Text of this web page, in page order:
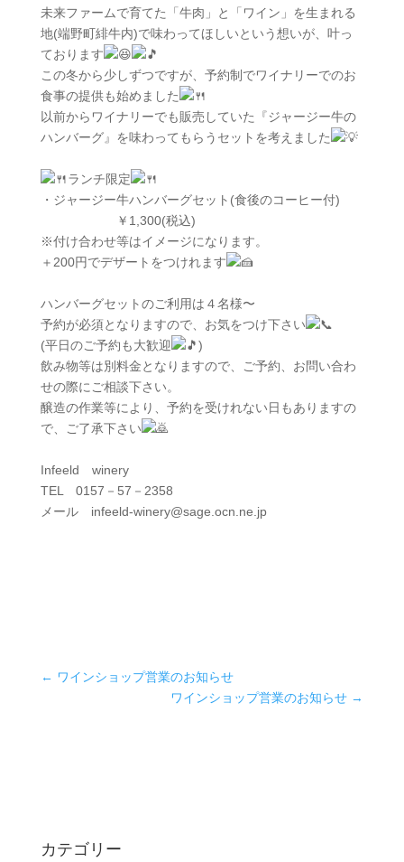
未来ファームで育てた「牛肉」と「ワイン」を生まれる
地(端野町緋牛内)で味わってほしいという想いが、叶っ
ております
この冬から少しずつですが、予約制でワイナリーでのお
食事の提供も始めました
以前からワイナリーでも販売していた『ジャージー牛の
ハンバーグ』を味わってもらうセットを考えました
ランチ限定
・ジャージー牛ハンバーグセット(食後のコーヒー付)
￥1,300(税込)
※付け合わせ等はイメージになります。
＋200円でデザートをつけれます
ハンバーグセットのご利用は４名様〜
予約が必須となりますので、お気をつけ下さい
(平日のご予約も大歓迎
)
飲み物等は別料金となりますので、ご予約、お問い合わ
せの際にご相談下さい。
醸造の作業等により、予約を受けれない日もありますの
で、ご了承下さい
Infeeld winery
TEL 0157－57－2358
メール infeeld-winery@sage.ocn.ne.jp
← ワインショップ営業のお知らせ
ワインショップ営業のお知らせ →
カテゴリー